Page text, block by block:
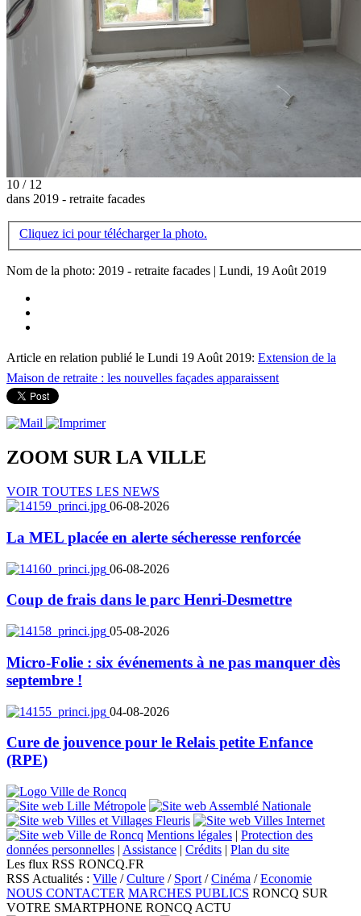
10 / 12
dans 2019 - retraite facades
Cliquez ici pour télécharger la photo.
Nom de la photo: 2019 - retraite facades | Lundi, 19 Août 2019
Article en relation publié le Lundi 19 Août 2019: Extension de la
Maison de retraite : les nouvelles façades apparaissent
ZOOM SUR LAVILLE
VOIR TOUTES LES NEWS
06-08-2026
La MEL placée en alerte sécheresse renforcée
06-08-2026
Coup de frais dans le parc Henri-Desmettre
05-08-2026
Micro-Folie : six événements à ne pas manquer dès
septembre !
04-08-2026
Cure de jouvence pour le Relais petite Enfance
(RPE)
Mentions légales | Protection des
données personnelles | Assistance | Crédits | Plan du site
Les flux RSS RONCQ.FR
RSS Actualités : Ville /Culture / Sport /Cinéma /Economie
NOUS CONTACTER MARCHES PUBLICS RONCQ SUR
VOTRE SMARTPHONE RONCQ ACTU